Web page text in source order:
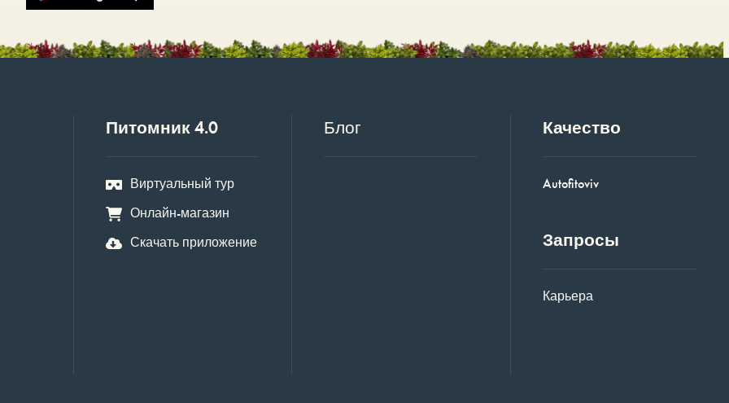
Питомник 4.0
Виртуальный тур
Онлайн-магазин
Скачать приложение
Блог Качество
Autofitoviv
Запросы
Карьера